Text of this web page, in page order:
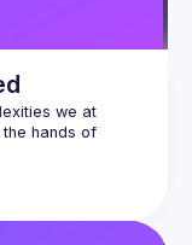
we at
the hands of